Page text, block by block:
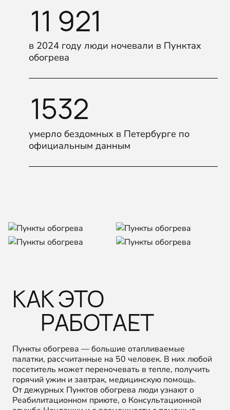
11 921
в 2024 году люди ночевали в Пунктах
обогрева
1532
умерло бездомных в Петербурге по
официальным данным
КАК ЭТО
РАБОТАЕТ
Пункты обогрева — большие отапливаемые
палатки, рассчитанные на 50 человек. В них любой
посетитель может переночевать в тепле, получить
горячий ужин и завтрак, медицинскую помощь.
От дежурных Пунктов обогрева люди узнают о
Реабилитационном приюте, о Консультационной